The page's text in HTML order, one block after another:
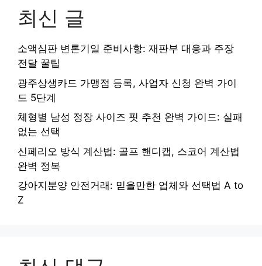
최신 글
소액심판 변론기일 준비사항: 재판부 대응과 주장
전달 꿀팁
광주상생카드 가맹점 등록, 사업자 신청 완벽 가이
드 5단계
체형별 남성 정장 사이즈 핏 추천 완벽 가이드: 실패
없는 선택
신페리오 방식 계산법: 골프 핸디캡, 스코어 계산법
완벽 정복
강아지분양 안전거래: 믿을만한 업체와 선택법 A to
Z